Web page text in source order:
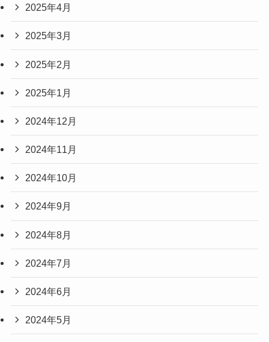
2025年4月
2025年3月
2025年2月
2025年1月
2024年12月
2024年11月
2024年10月
2024年9月
2024年8月
2024年7月
2024年6月
2024年5月